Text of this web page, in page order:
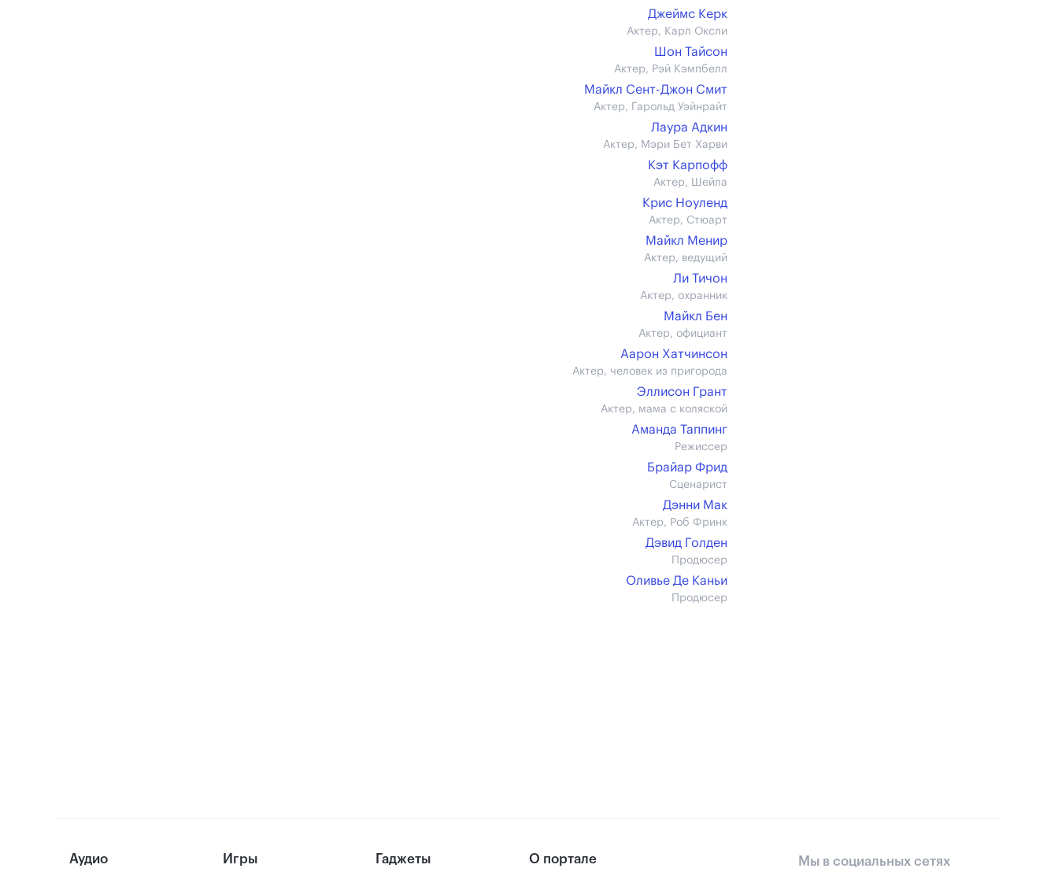
Джеймс Керк
Актер, Карл Оксли
Шон Тайсон
Актер, Рэй Кэмпбелл
Майкл Сент-Джон Смит
Актер, Гарольд Уэйнрайт
Лаура Адкин
Актер, Мэри Бет Харви
Кэт Карпофф
Актер, Шейла
Крис Ноуленд
Актер, Стюарт
Майкл Менир
Актер, ведущий
Ли Тичон
Актер, охранник
Майкл Бен
Актер, официант
Аарон Хатчинсон
Актер, человек из пригорода
Эллисон Грант
Актер, мама с коляской
Аманда Таппинг
Режиссер
Брайар Фрид
Сценарист
Дэнни Мак
Актер, Роб Фринк
Дэвид Голден
Продюсер
Оливье Де Каньи
Продюсер
Аудио Игры Гаджеты О портале Мы в социальных сетях